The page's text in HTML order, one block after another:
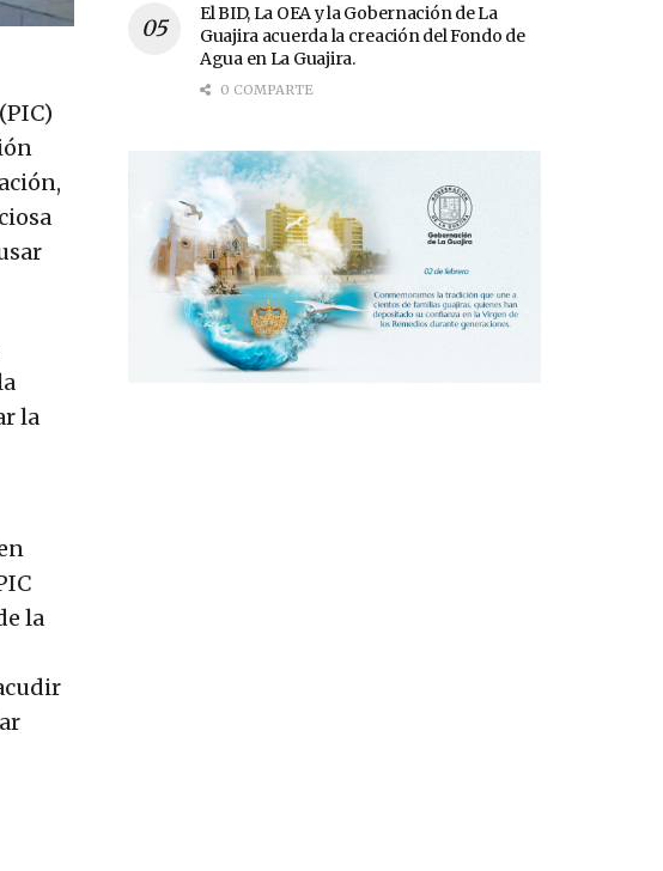
la
la
El BID, La OEA y la Gobernación de La
Guajira acuerda la creación del Fondo de
Agua en La Guajira.
0 COMPARTE